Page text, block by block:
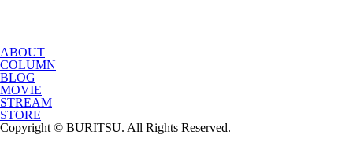
ABOUT
COLUMN
BLOG
MOVIE
STREAM
STORE
Copyright © BURITSU. All Rights Reserved.